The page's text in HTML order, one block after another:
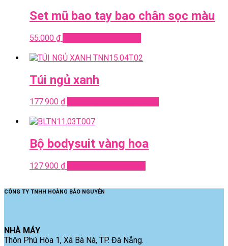
Set mũ bao tay bao chân sọc màu
55.000 ₫
Túi ngủ xanh
177.900 ₫
Bộ bodysuit vàng hoa
127.900 ₫
CÔNG TY TNHH HOÀNG BẢO NGUYÊN
NHÀ MÁY
Thôn Phú Hòa 1, Xã Bà Nà, TP. Đà Nẵng.